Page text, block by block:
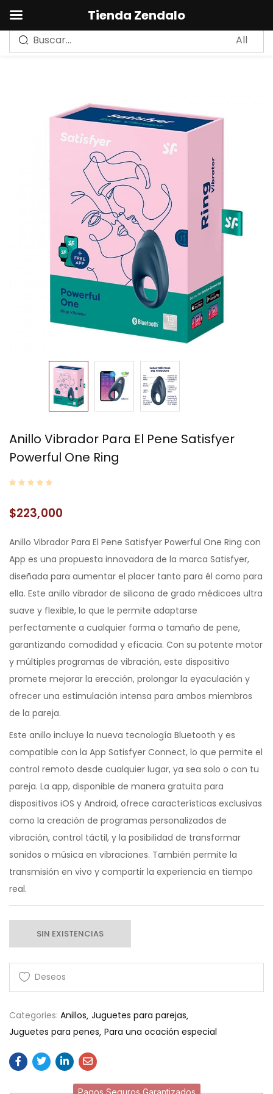
Anillo Vibrador Para El Pene Satisfyer
Powerful One Ring
$223,000
Anillo Vibrador Para El Pene Satisfyer Powerful One Ring con
App es una propuesta innovadora de la marca Satisfyer,
diseñada para aumentar el placer tanto para él como para
ella. Este anillo vibrador de silicona de grado médicoes ultra
suave y flexible, lo que le permite adaptarse
perfectamente a cualquier forma o tamaño de pene,
garantizando comodidad y eficacia. Con su potente motor
y múltiples programas de vibración, este dispositivo
promete mejorar la erección, prolongar la eyaculación y
ofrecer una estimulación intensa para ambos miembros
de la pareja.
Este anillo incluye la nueva tecnología Bluetooth y es
compatible con la App Satisfyer Connect, lo que permite el
control remoto desde cualquier lugar, ya sea solo o con tu
pareja. La app, disponible de manera gratuita para
dispositivos iOS y Android, ofrece características exclusivas
como la creación de programas personalizados de
vibración, control táctil, y la posibilidad de transformar
sonidos o música en vibraciones. También permite la
transmisión en vivo y compartir la experiencia en tiempo
real.
SIN EXISTENCIAS
Categories: Anillos Juguetes para parejas
Juguetes para penes Para una ocación especial
Tienda Zendalo
Sign in
Remember me Lost password?
LOG IN
CREAR UNA CUENTA